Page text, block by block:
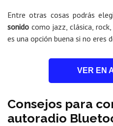
Entre otras cosas podrás
sonido como jazz, clásica,
es una opción buena si no eres
VER EN
Consejos para
autoradio